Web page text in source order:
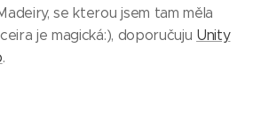
se kterou jsem tam měla
je magická:), doporučuju Unity
.